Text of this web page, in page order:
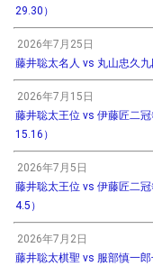
29.30）
2026年7月25日
藤井聡太名人 vs 丸山忠久
2026年7月15日
藤井聡太王位 vs 伊藤匠二
15.16）
2026年7月5日
藤井聡太王位 vs 伊藤匠二
4.5）
2026年7月2日
藤井聡太棋聖 vs 服部慎一